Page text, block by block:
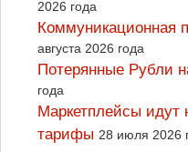
2026 года
Коммуникационная
августа 2026 года
Потерянные Рубли
года
Маркетплейсы идут
тарифы 28 июля 2026